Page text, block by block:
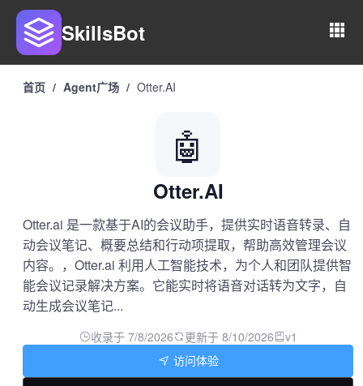
SkillsBot
首页 / Agent广场 / Otter.AI
🤖
Otter.AI
Otter.ai 是一款基于AI的会议助手，提供实时语音转录、自
动会议笔记、概要总结和行动项提取，帮助高效管理会议
内容。，Otter.ai 利用人工智能技术，为个人和团队提供智
能会议记录解决方案。它能实时将语音对话转为文字，自
动生成会议笔记...
收录于 7/8/2026 更新于 8/10/2026 v1
访问体验